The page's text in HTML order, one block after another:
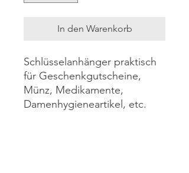
In den Warenkorb
Schlüsselanhänger praktisch
für Geschenkgutscheine,
Münz, Medikamente,
Damenhygieneartikel, etc.